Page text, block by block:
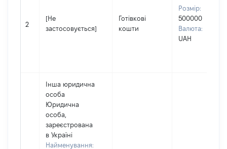
2
[Не
застосовується]
Готівкові
кошти
Розмір:
500000
Валюта:
UAH
Інша юридична
особа
Юридична
особа,
зареєстрована
в Україні
Найменування: